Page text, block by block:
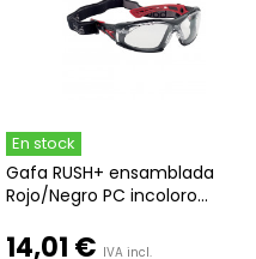
En stock
Gafa RUSH+ ensamblada
Rojo/Negro PC incoloro...
14,01 € IVA incl.